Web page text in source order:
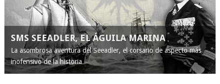
SMS SEEADLER, EL ÁGUILA MARINA
La asombrosa aventura del Seeadler, el corsario de aspecto más
inofensivo de la historia